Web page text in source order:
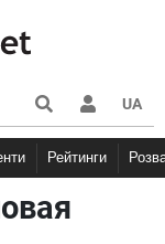
UA
Рейтинги